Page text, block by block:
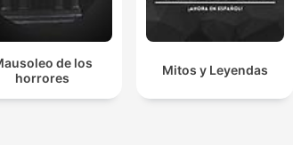
de los
horrores
Mitos y Leyendas